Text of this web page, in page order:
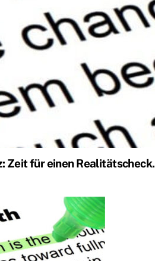
Zeit für einen Realitätscheck.